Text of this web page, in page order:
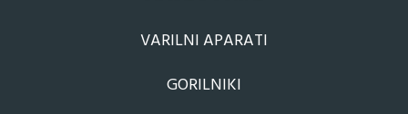
VARILNI APARATI
GORILNIKI